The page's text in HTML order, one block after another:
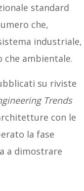
standard
che,
industriale,
ambientale.
su riviste
Trends
con le
la fase
a dimostrare